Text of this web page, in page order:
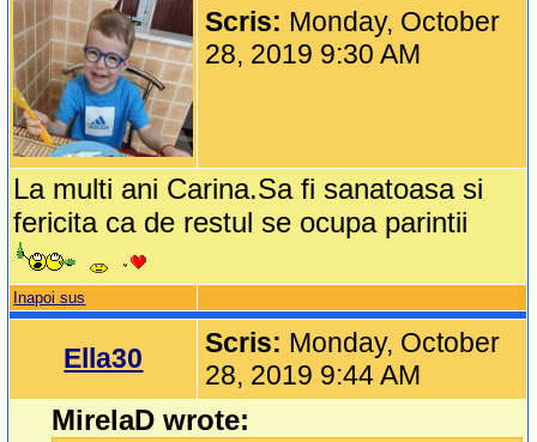
Scris: Monday, October
28, 2019 9:30 AM
La multi ani Carina.Sa fi sanatoasa si
fericita ca de restul se ocupa parintii
Inapoi sus
Ella30 Scris: Monday, October
28, 2019 9:44 AM
MirelaD wrote: